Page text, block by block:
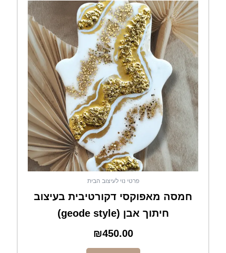
פרטי נוי לעיצוב הבית
חמסה מאפוקסי דקורטיבית בעיצוב
חיתוך אבן (geode style)
₪450.00